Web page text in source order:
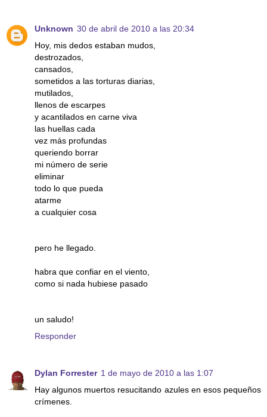
Unknown 30 de abril de 2010 a las 20:34
Hoy, mis dedos estaban mudos,
destrozados,
cansados,
sometidos a las torturas diarias,
mutilados,
llenos de escarpes
y acantilados en carne viva
las huellas cada
vez más profundas
queriendo borrar
mi número de serie
eliminar
todo lo que pueda
atarme
a cualquier cosa
pero he llegado.
habra que confiar en el viento,
como si nada hubiese pasado
un saludo!
Responder
Dylan Forrester 1 de mayo de 2010 a las 1:07
Hay algunos muertos resucitando azules en esos pequeños
crímenes.